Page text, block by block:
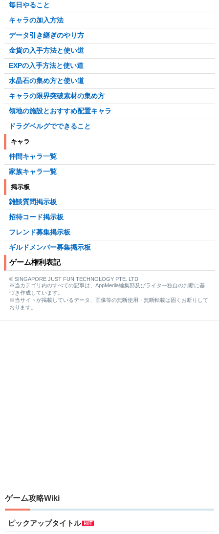
毎日やること
キャラの加入方法
データ引き継ぎのやり方
金貨の入手方法と使い道
EXPの入手方法と使い道
水晶石の集め方と使い道
キャラの限界突破素材の集め方
領地の施設とおすすめ配置キャラ
ドラグベルグでできること
キャラ
仲間キャラ一覧
家族キャラ一覧
掲示板
雑談質問掲示板
招待コード掲示板
フレンド募集掲示板
ギルドメンバー募集掲示板
ゲーム権利表記
© SINGAPORE JUST FUN TECHNOLOGY PTE. LTD
※当カテゴリ内のすべての記事は、AppMedia編集部及びライター独自の判断に基
づき作成しています。
※当サイトが掲載しているデータ、画像等の無断使用・無断転載は固くお断りして
おります。
ゲーム攻略Wiki
ピックアップタイトル